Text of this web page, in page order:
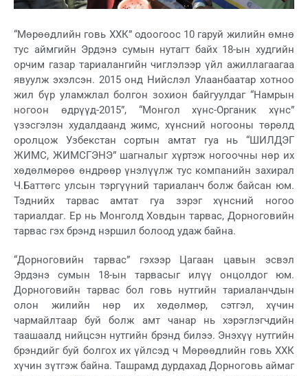
“Мөрөөдлийн говь ХХК” одоогоос 10 гаруй жилийн өмнө
тус аймгийн Эрдэнэ сумын нутагт байх 18-ын худгийн
орчим газар тариалангийн чиглэлээр үйл ажиллагаагаа
явуулж эхэлсэн. 2015 онд Нийслэл Улаанбаатар хотноо
жил бүр уламжлал болгон зохион байгуулдаг “Намрын
ногоон өдрүүд-2015”, “Монгол хүнс-Органик хүнс”
үзэсгэлэн худалдаанд жимс, хүнсний ногооны төрөлд
оролцож Узбекстан сортын амтат гуа нь “ШИЛДЭГ
ЖИМС, ЖИМСГЭНЭ” шагналыг хүртэж ногоочны нөр их
хөдөлмөрөө өндрөөр үнэлүүлж тус компанийн захирал
Ч.Баттөгс улсын тэргүүний тариаланч болж байсан юм.
Тэднийх тарвас амтат гуа зэрэг хүнсний ногоо
тариалдаг. Ер нь Монголд Ховдын тарвас, Дорноговийн
тарвас гэх брэнд нэршил болоод удаж байна.
“Дорноговийн тарвас” гэхээр Цагаан цавын эсвэл
Эрдэнэ сумын 18-ын тарвасыг илүү онцолдог юм.
Дорноговийн тарвас бол говь нутгийн тариаланчдын
олон жилийн нөр их хөдөлмөр, сэтгэл, хүчин
чармайлтаар буй болж амт чанар нь хэрэглэгчдийн
таашаалд нийцсэн нутгийн брэнд билээ. Энэхүү нутгийн
брэндийг буй болгох их үйлсэд ч Мөрөөдлийн говь ХХК
хүчин зүтгэж байна. Ташрамд дурдахад Дорноговь аймаг